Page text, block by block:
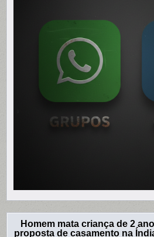
Homem mata criança de 2
proposta de casamento na